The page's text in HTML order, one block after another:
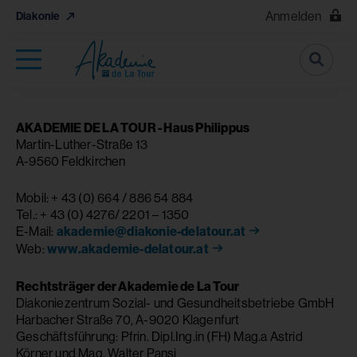
Diakonie Anmelden
Suche
AKADEMIE DE LA TOUR - Haus Philippus
Martin-Luther-Straße 13
A-9560 Feldkirchen
Mobil: + 43 (0) 664 / 886 54 884
Tel.: + 43 (0) 4276/ 2201 – 1350
E-Mail: akademie@diakonie-delatour.at
Web: www.akademie-delatour.at
Rechtsträger der Akademie de La Tour
Diakoniezentrum Sozial- und Gesundheitsbetriebe GmbH
Harbacher Straße 70, A-9020 Klagenfurt
Geschäftsführung: Pfrin. Dipl.Ing.in (FH) Mag.a Astrid
Körner und Mag. Walter Pansi